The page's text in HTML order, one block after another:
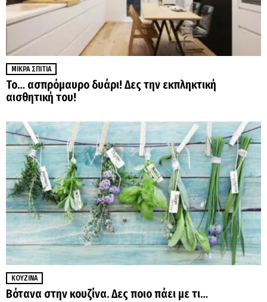
ΜΙΚΡΆ ΣΠΊΤΙΑ
Το… ασπρόμαυρο δυάρι! Δες την εκπληκτική
αισθητική του!
ΚΟΥΖΊΝΑ
Βότανα στην κουζίνα. Δες ποιο πάει με τι…